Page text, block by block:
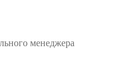
менеджера